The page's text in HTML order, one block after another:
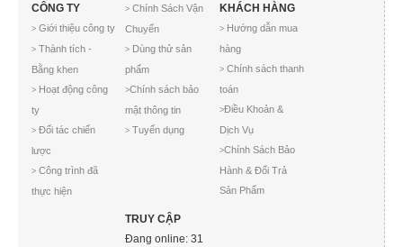
CÔNG TY
> Giới thiệu công ty
> Thành tích -
Bằng khen
> Hoạt động công
ty
> Đối tác chiến
lược
> Công trình đã
thực hiện
> Chính Sách Vận
Chuyển
> Dùng thử sản
phẩm
>Chính sách bảo
mật thông tin
> Tuyển dụng
KHÁCH HÀNG
>Hướng dẫn mua
hàng
>Chính sách thanh
toán
>Điều Khoản &
Dịch Vụ
>Chính Sách Bảo
Hành & Đổi Trả
Sản Phẩm
TRUY CẬP
Đang online: 31